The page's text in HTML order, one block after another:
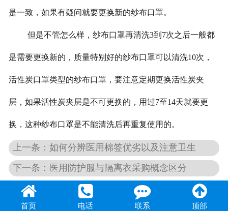
是一致，如果有疑问就要更换新的纱布口罩。
但是不管怎么样，纱布口罩再清洗3到 7次之后一般都
是需要更换新的，质量特别好的纱布口罩可以清洗10次，
活性炭口罩类型的纱布口罩，要注意定期更换活性炭夹
层，如果活性炭夹层是不可更换的，用过7至14天就要更
换，这种纱布口罩是不能清洗后再重复使用的。
上一条：如何分辨医用棉签优劣以及注意卫生
下一条：医用防护服与隔离衣采购概念区分
首页 电话 联系 顶部